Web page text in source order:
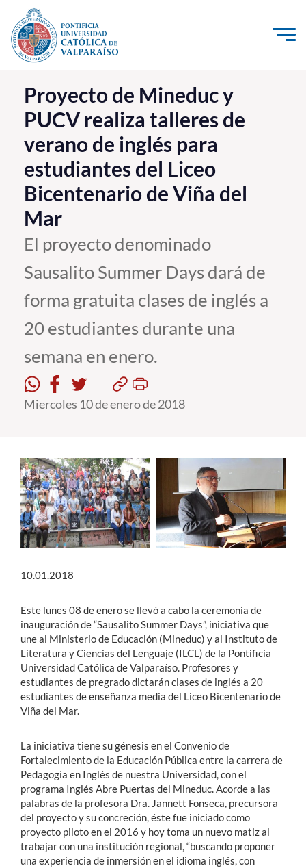
Click acá para ir directamente al contenido
La Universidad
Investigación, Creación e Innovación
PUCV Internacional
Vinculación con el Medio
Admisión
Pregrado
Postgrado
Formación Continua
Funcionarios
English
Proyecto de Mineduc y
PUCV realiza talleres de
verano de inglés para
estudiantes del Liceo
Bicentenario de Viña del
Mar
El proyecto denominado
Sausalito Summer Days dará de
forma gratuita clases de inglés a
20 estudiantes durante una
semana en enero.
Miercoles 10 de enero de 2018
10.01.2018
Este lunes 08 de enero se llevó a cabo la ceremonia de
inauguración de “Sausalito Summer Days”, iniciativa que
une al Ministerio de Educación (Mineduc) y al Instituto de
Literatura y Ciencias del Lenguaje (ILCL) de la Pontificia
Universidad Católica de Valparaíso. Profesores y
estudiantes de pregrado dictarán clases de inglés a 20
estudiantes de enseñanza media del Liceo Bicentenario de
Viña del Mar.
La iniciativa tiene su génesis en el Convenio de
Fortalecimiento de la Educación Pública entre la carrera de
Pedagogía en Inglés de nuestra Universidad, con el
programa Inglés Abre Puertas del Mineduc. Acorde a las
palabras de la profesora Dra. Jannett Fonseca, precursora
del proyecto y su concreción, éste fue iniciado como
proyecto piloto en el 2016 y hoy toma un nuevo matiz al
trabajar con una institución regional, “buscando proponer
una experiencia de inmersión en el idioma inglés, con